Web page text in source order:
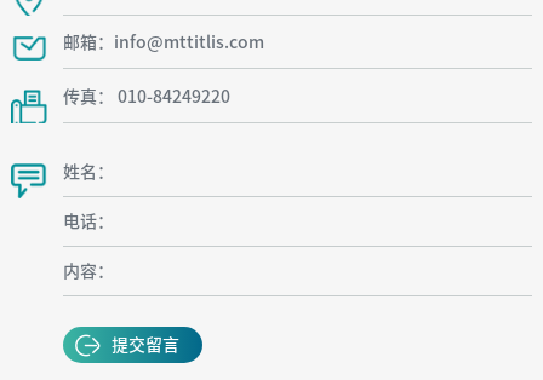
邮箱：info@mttitlis.com
传真： 010-84249220
姓名：
电话：
内容：
提交留言